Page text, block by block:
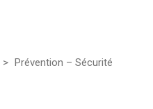
Prévention – Sécurité